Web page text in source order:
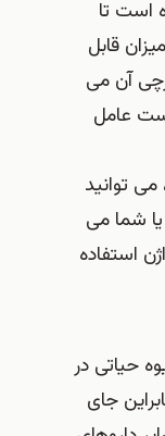
است تا
قابل
آن می
عامل
توانید
شما می
استفاده
حیاتی در
جای